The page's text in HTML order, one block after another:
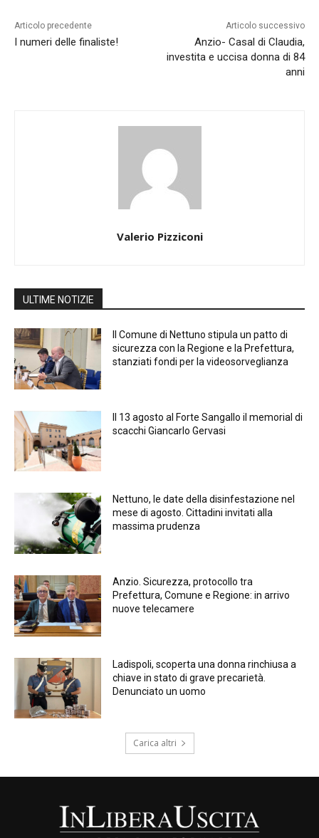
Articolo precedente
I numeri delle finaliste!
Articolo successivo
Anzio- Casal di Claudia,
investita e uccisa donna di 84
anni
Valerio Pizziconi
ULTIME NOTIZIE
Il Comune di Nettuno stipula un patto di
sicurezza con la Regione e la Prefettura,
stanziati fondi per la videosorveglianza
Il 13 agosto al Forte Sangallo il memorial di
scacchi Giancarlo Gervasi
Nettuno, le date della disinfestazione nel
mese di agosto. Cittadini invitati alla
massima prudenza
Anzio. Sicurezza, protocollo tra
Prefettura, Comune e Regione: in arrivo
nuove telecamere
Ladispoli, scoperta una donna rinchiusa a
chiave in stato di grave precarietà.
Denunciato un uomo
Carica altri